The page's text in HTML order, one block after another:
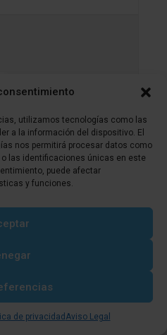
utilizamos tecnologías como las
a la información del dispositivo. El
nos permitirá procesar datos como
las identificaciones únicas en este
puede afectar
y funciones.
de privacidad Aviso Legal